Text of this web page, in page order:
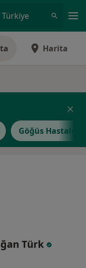
Türkiye
Harita
Göğüs
Türk